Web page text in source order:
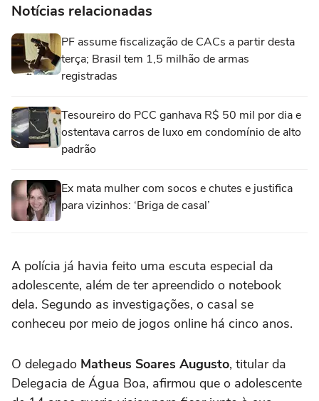
Notícias relacionadas
PF assume fiscalização de CACs a partir desta
terça; Brasil tem 1,5 milhão de armas
registradas
Tesoureiro do PCC ganhava R$ 50 mil por dia e
ostentava carros de luxo em condomínio de alto
padrão
Ex mata mulher com socos e chutes e justifica
para vizinhos: ‘Briga de casal’
A polícia já havia feito uma escuta especial da
adolescente, além de ter apreendido o notebook
dela. Segundo as investigações, o casal se
conheceu por meio de jogos online há cinco anos.
O delegado Matheus Soares Augusto, titular da
Delegacia de Água Boa, afirmou que o adolescente